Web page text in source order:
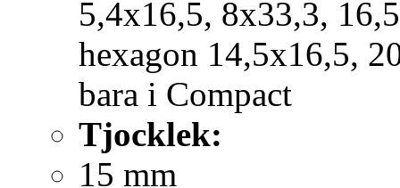
5,4x16,5, 8x33,3,
hexagon 14,5x16,5,
bara i Compact
Tjocklek:
15 mm